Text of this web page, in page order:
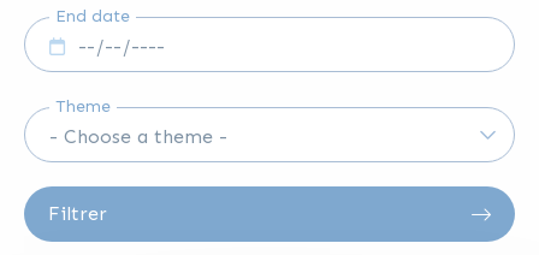
End date
Theme
Filtrer